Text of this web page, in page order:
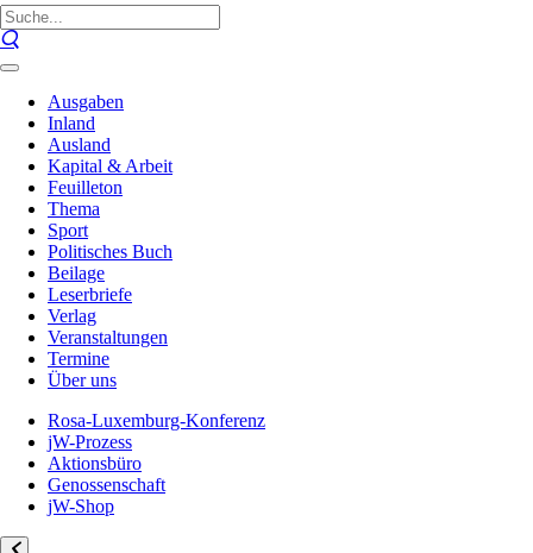
Ausgaben
Inland
Ausland
Kapital & Arbeit
Feuilleton
Thema
Sport
Politisches Buch
Beilage
Leserbriefe
Verlag
Veranstaltungen
Termine
Über uns
Rosa-Luxemburg-Konferenz
jW-Prozess
Aktionsbüro
Genossenschaft
jW-Shop